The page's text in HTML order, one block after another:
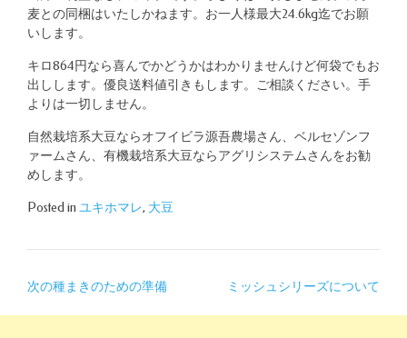
麦との同梱はいたしかねます。お一人様最大24.6kg迄でお願
いします。
キロ864円なら喜んでかどうかはわかりませんけど何袋でもお
出しします。優良送料値引きもします。ご相談ください。手
よりは一切しません。
自然栽培系大豆ならオフイビラ源吾農場さん、ベルセゾンフ
ァームさん、有機栽培系大豆ならアグリシステムさんをお勧
めします。
Posted in ユキホマレ, 大豆
投
稿
次の種まきのための準備 ミッシュシリーズについて